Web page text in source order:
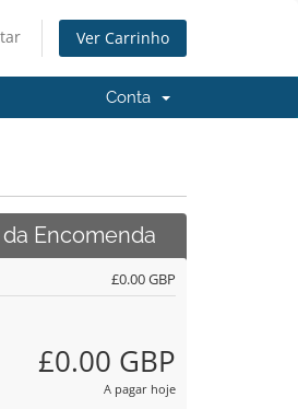
Ver Carrinho
Conta
Encomenda
£0.00 GBP
£0.00 GBP
A pagar hoje